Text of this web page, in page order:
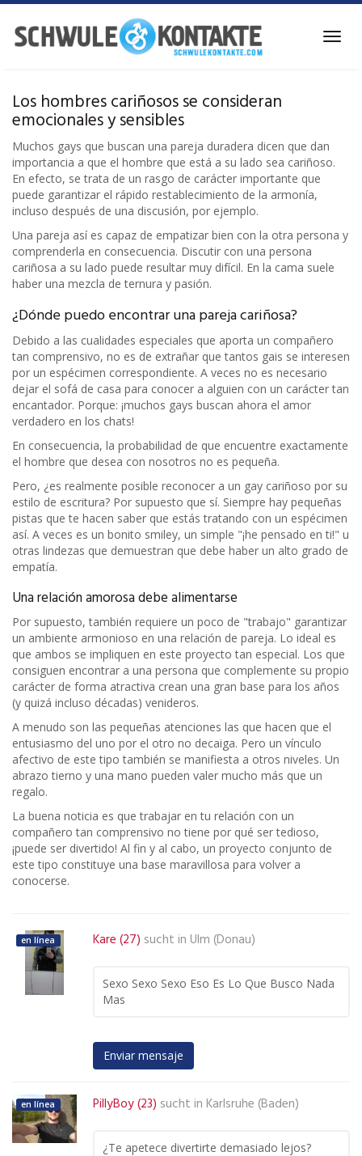
Ir
contenido
Los hombres cariñosos se consideran
emocionales y sensibles
Muchos gays que buscan una pareja duradera dicen que dan
importancia a que el hombre que está a su lado sea cariñoso.
En efecto, se trata de un rasgo de carácter importante que
puede garantizar el rápido restablecimiento de la armonía,
incluso después de una discusión, por ejemplo.
Una pareja así es capaz de empatizar bien con la otra persona y
comprenderla en consecuencia. Discutir con una persona
cariñosa a su lado puede resultar muy difícil. En la cama suele
haber una mezcla de ternura y pasión.
¿Dónde puedo encontrar una pareja cariñosa?
Debido a las cualidades especiales que aporta un compañero
tan comprensivo, no es de extrañar que tantos gais se interesen
por un espécimen correspondiente. A veces no es necesario
dejar el sofá de casa para conocer a alguien con un carácter tan
encantador. Porque: ¡muchos gays buscan ahora el amor
verdadero en los chats!
En consecuencia, la probabilidad de que encuentre exactamente
el hombre que desea con nosotros no es pequeña.
Pero, ¿es realmente posible reconocer a un gay cariñoso por su
estilo de escritura? Por supuesto que sí. Siempre hay pequeñas
pistas que te hacen saber que estás tratando con un espécimen
así. A veces es un bonito smiley, un simple "¡he pensado en ti!" u
otras lindezas que demuestran que debe haber un alto grado de
empatía.
Una relación amorosa debe alimentarse
Por supuesto, también requiere un poco de "trabajo" garantizar
un ambiente armonioso en una relación de pareja. Lo ideal es
que ambos se impliquen en este proyecto tan especial. Los que
consiguen encontrar a una persona que complemente su propio
carácter de forma atractiva crean una gran base para los años
(y quizá incluso décadas) venideros.
A menudo son las pequeñas atenciones las que hacen que el
entusiasmo del uno por el otro no decaiga. Pero un vínculo
afectivo de este tipo también se manifiesta a otros niveles. Un
abrazo tierno y una mano pueden valer mucho más que un
regalo.
La buena noticia es que trabajar en tu relación con un
compañero tan comprensivo no tiene por qué ser tedioso,
¡puede ser divertido! Al fin y al cabo, un proyecto conjunto de
este tipo constituye una base maravillosa para volver a
conocerse.
en línea Kare (27) sucht in Ulm (Donau)
Sexo Sexo Sexo Eso Es Lo Que Busco Nada
Mas
Enviar mensaje
en línea PillyBoy (23) sucht in Karlsruhe (Baden)
¿Te apetece divertirte demasiado lejos?